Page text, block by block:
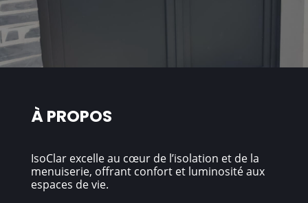
À PROPOS
IsoClar excelle au cœur de l’isolation et de la
menuiserie, offrant confort et luminosité aux
espaces de vie.